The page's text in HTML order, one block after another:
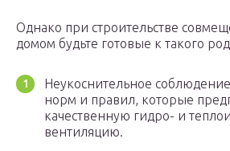
Однако при строительстве
домом будьте готовые к такого
Неукоснительное
норм и правил, которые
качественную гидро- и
вентиляцию.